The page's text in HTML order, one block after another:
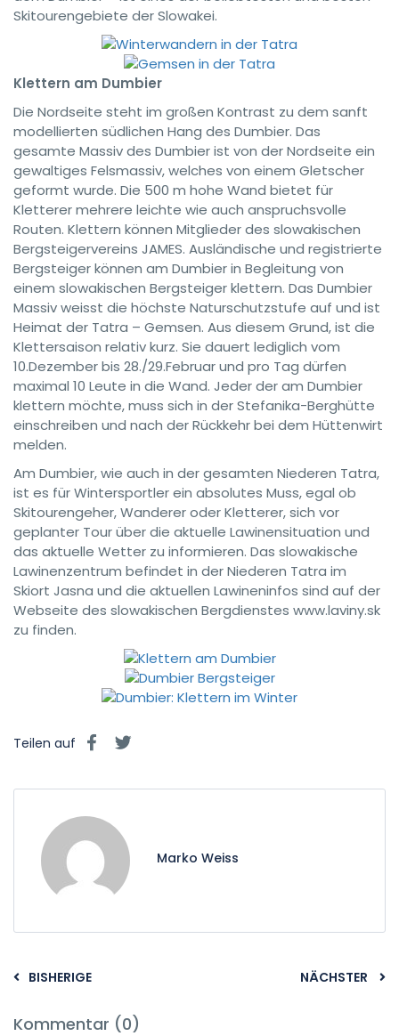
Skitourengebiete der Slowakei.
Klettern am Dumbier
Die Nordseite steht im großen Kontrast zu dem sanft
modellierten südlichen Hang des Dumbier. Das
gesamte Massiv des Dumbier ist von der Nordseite ein
gewaltiges Felsmassiv, welches von einem Gletscher
geformt wurde. Die 500 m hohe Wand bietet für
Kletterer mehrere leichte wie auch anspruchsvolle
Routen. Klettern können Mitglieder des slowakischen
Bergsteigervereins JAMES. Ausländische und registrierte
Bergsteiger können am Dumbier in Begleitung von
einem slowakischen Bergsteiger klettern. Das Dumbier
Massiv weisst die höchste Naturschutzstufe auf und ist
Heimat der Tatra – Gemsen. Aus diesem Grund, ist die
Klettersaison relativ kurz. Sie dauert lediglich vom
10.Dezember bis 28./29.Februar und pro Tag dürfen
maximal 10 Leute in die Wand. Jeder der am Dumbier
klettern möchte, muss sich in der Stefanika-Berghütte
einschreiben und nach der Rückkehr bei dem Hüttenwirt
melden.
Am Dumbier, wie auch in der gesamten Niederen Tatra,
ist es für Wintersportler ein absolutes Muss, egal ob
Skitourengeher, Wanderer oder Kletterer, sich vor
geplanter Tour über die aktuelle Lawinensituation und
das aktuelle Wetter zu informieren. Das slowakische
Lawinenzentrum befindet in der Niederen Tatra im
Skiort Jasna und die aktuellen Lawineninfos sind auf der
Webseite des slowakischen Bergdienstes www.laviny.sk
zu finden.
Teilen auf
Marko Weiss
BISHERIGE NÄCHSTER
Kommentar (0)